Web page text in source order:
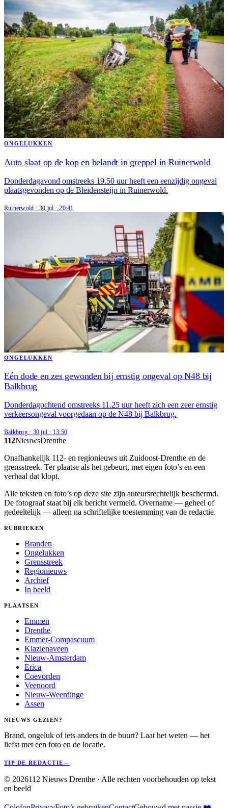
ONGELUKKEN
Auto slaat op de kop en belandt in greppel in Ruinerwold
Donderdagavond omstreeks 19.50 uur heeft een eenzijdig ongeval
plaatsgevonden op de Bleidensteijn in Ruinerwold.
Ruinerwold ·30 jul · 20:41
ONGELUKKEN
Eén dode en zes gewonden bij ernstig ongeval op N48 bij
Balkbrug
Donderdagochtend omstreeks 11.25 uur heeft zich een zeer ernstig
verkeersongeval voorgedaan op de N48 bij Balkbrug.
Balkbrug· 30 jul · 13:50
112NieuwsDrenthe
Onafhankelijk 112- en regionieuws uit Zuidoost-Drenthe en de
grensstreek. Ter plaatse als het gebeurt, met eigen foto’s en een
verhaal dat klopt.
Alle teksten en foto’s op deze site zijn auteursrechtelijk beschermd.
De fotograaf staat bij elk bericht vermeld. Overname — geheel of
gedeeltelijk — alleen na schriftelijke toestemming van de redactie.
RUBRIEKEN
Branden
Ongelukken
Grensstreek
Regionieuws
Archief
In beeld
PLAATSEN
Emmen
Drenthe
Emmer-Compascuum
Klazienaveen
Nieuw-Amsterdam
Erica
Coevorden
Veenoord
Nieuw-Weerdinge
Assen
NIEUWS GEZIEN?
Brand, ongeluk of iets anders in de buurt? Laat het weten — het
liefst met een foto en de locatie.
TIP DE REDACTIE →
© 2026112 Nieuws Drenthe · Alle rechten voorbehouden op tekst
en beeld